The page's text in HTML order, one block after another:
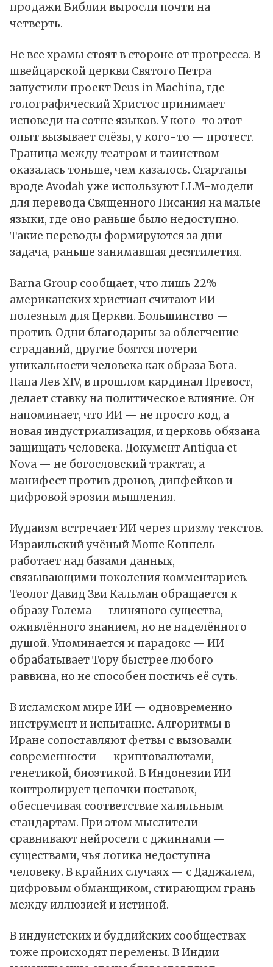
продажи Библии выросли почти на
четверть.
Не все храмы стоят в стороне от прогресса. В
швейцарской церкви Святого Петра
запустили проект Deus in Machina, где
голографический Христос принимает
исповеди на сотне языков. У кого-то этот
опыт вызывает слёзы, у кого-то — протест.
Граница между театром и таинством
оказалась тоньше, чем казалось. Стартапы
вроде Avodah уже используют LLM-модели
для перевода Священного Писания на малые
языки, где оно раньше было недоступно.
Такие переводы формируются за дни —
задача, раньше занимавшая десятилетия.
Barna Group сообщает, что лишь 22%
американских христиан считают ИИ
полезным для Церкви. Большинство —
против. Одни благодарны за облегчение
страданий, другие боятся потери
уникальности человека как образа Бога.
Папа Лев XIV, в прошлом кардинал Превост,
делает ставку на политическое влияние. Он
напоминает, что ИИ — не просто код, а
новая индустриализация, и церковь обязана
защищать человека. Документ Antiqua et
Nova — не богословский трактат, а
манифест против дронов, дипфейков и
цифровой эрозии мышления.
Иудаизм встречает ИИ через призму текстов.
Израильский учёный Моше Коппель
работает над базами данных,
связывающими поколения комментариев.
Теолог Давид Зви Кальман обращается к
образу Голема — глиняного существа,
оживлённого знанием, но не наделённого
душой. Упоминается и парадокс — ИИ
обрабатывает Тору быстрее любого
раввина, но не способен постичь её суть.
В исламском мире ИИ — одновременно
инструмент и испытание. Алгоритмы в
Иране сопоставляют фетвы с вызовами
современности — криптовалютами,
генетикой, биоэтикой. В Индонезии ИИ
контролирует цепочки поставок,
обеспечивая соответствие халяльным
стандартам. При этом мыслители
сравнивают нейросети с джиннами —
существами, чья логика недоступна
человеку. В крайних случаях — с Даджалем,
цифровым обманщиком, стирающим грань
между иллюзией и истиной.
В индуистских и буддийских сообществах
тоже происходят перемены. В Индии